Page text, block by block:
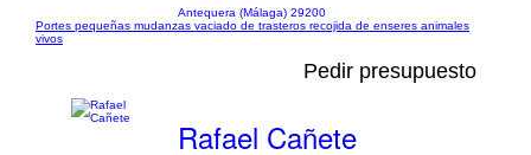
Antequera (Málaga) 29200
Portes pequeñas mudanzas vaciado de trasteros recojida de enseres animales
vivos
Pedir presupuesto
Rafael Cañete